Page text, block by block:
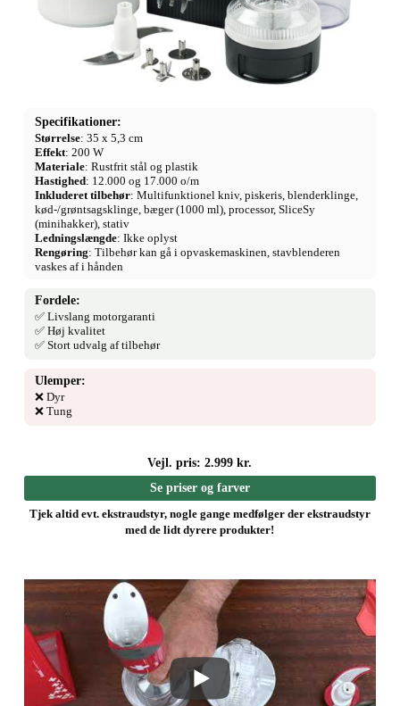
Specifikationer:
Størrelse: 35 x 5,3 cm
Effekt: 200 W
Materiale: Rustfrit stål og plastik
Hastighed: 12.000 og 17.000 o/m
Inkluderet tilbehør: Multifunktionel kniv, piskeris, blenderklinge,
kød-/grøntsagsklinge, bæger (1000 ml), processor, SliceSy
(minihakker), stativ
Ledningslængde: Ikke oplyst
Rengøring: Tilbehør kan gå i opvaskemaskinen, stavblenderen
vaskes af i hånden
Fordele:
✅ Livslang motorgaranti
✅ Høj kvalitet
✅ Stort udvalg af tilbehør
Ulemper:
❌ Dyr
❌ Tung
Vejl. pris: 2.999 kr.
Se priser og farver
Tjek altid evt. ekstraudstyr, nogle gange medfølger der ekstraudstyr
med de lidt dyrere produkter!